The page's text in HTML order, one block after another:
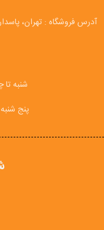
آدرس فروشگاه : تهران،
شنبه تا
پنج شنبه